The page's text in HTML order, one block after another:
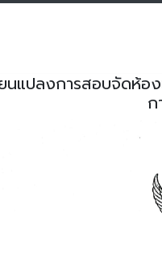
นแปลงการสอบจัดห้อ
ก